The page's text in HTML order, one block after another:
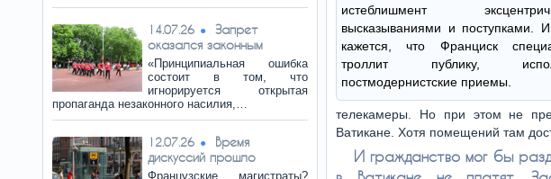
14.07.26
Запрет
оказался законным
«Принципиальная ошибка
состоит в том, что
игнорируется открытая
пропаганда незаконного насилия,…
12.07.26
Время
дискуссий прошло
Французские магистраты?
истеблишмент
высказываниями и поступками.
кажется, что Франциск
троллит публику,
постмодернистские приемы.
телекамеры. Но при этом не
Ватикане. Хотя помещений там
И гражданство мог бы